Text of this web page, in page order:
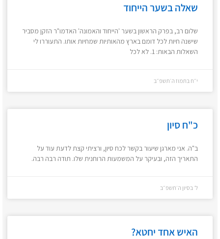
שאלה בשער הייחוד
שלום רב, בפרק הראשון בשער 'הייחוד והאמונה' האדמו"ר הזקן מסביר
שישנה חיות לכל דומם בארץ מהאותיות שמחיות אותו. התעוררו לי
השאלות הבאות: 1. לא לכל
י״ח בתמוז ה׳תשפ״ב
כ"ח סיון
ב"ה. אני מארגן שיעור בקשר לכח סיון, ורציתי קצת לדעת עוד על
התאריך הזה, ובעיקר על המשמעות הרוחנית שלו. תודה רבה רבה.
ל׳ בסיון ה׳תשפ״ב
האיש אחד יחטא?